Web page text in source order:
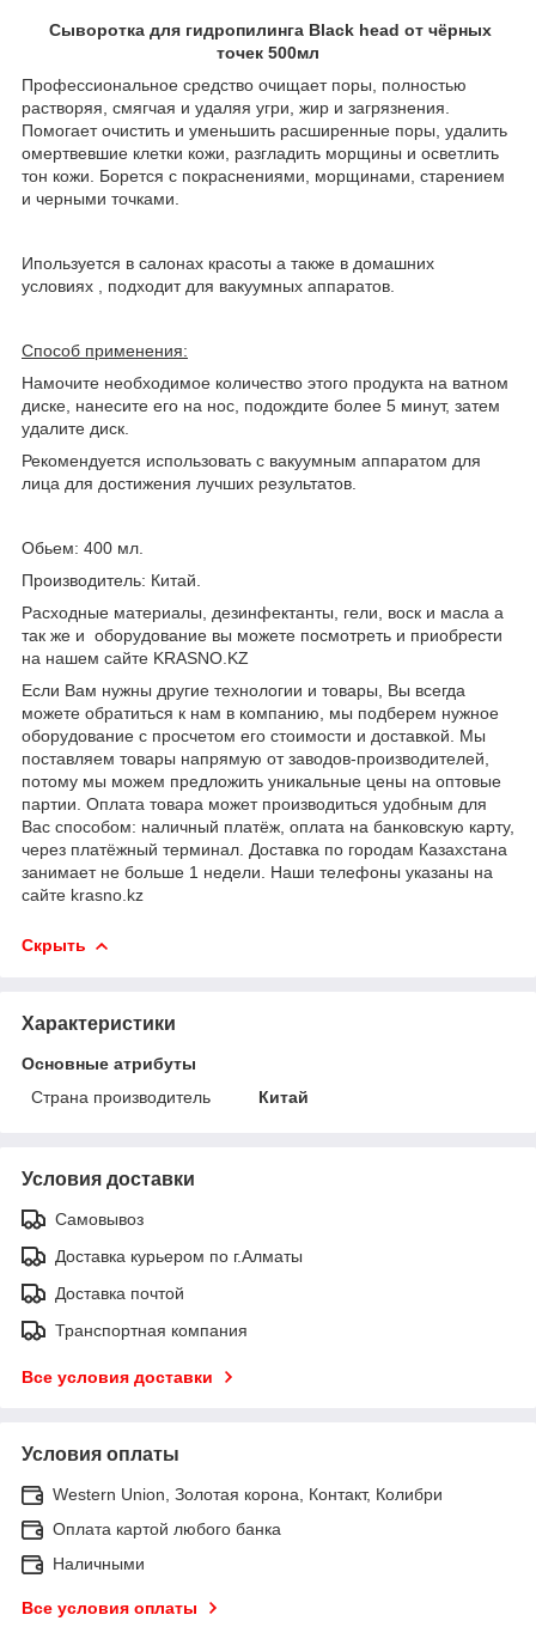
Сыворотка для гидропилинга Black head от чёрных
точек 500мл
Профессиональное средство очищает поры, полностью
растворяя, смягчая и удаляя угри, жир и загрязнения.
Помогает очистить и уменьшить расширенные поры, удалить
омертвевшие клетки кожи, разгладить морщины и осветлить
тон кожи. Борется с покраснениями, морщинами, старением
и черными точками.
Ипользуется в салонах красоты а также в домашних
условиях , подходит для вакуумных аппаратов.
Способ применения:
Намочите необходимое количество этого продукта на ватном
диске, нанесите его на нос, подождите более 5 минут, затем
удалите диск.
Рекомендуется использовать с вакуумным аппаратом для
лица для достижения лучших результатов.
Обьем: 400 мл.
Производитель: Китай.
Расходные материалы, дезинфектанты, гели, воск и масла а
так же и оборудование вы можете посмотреть и приобрести
на нашем сайте KRASNO.KZ
Если Вам нужны другие технологии и товары, Вы всегда
можете обратиться к нам в компанию, мы подберем нужное
оборудование с просчетом его стоимости и доставкой. Мы
поставляем товары напрямую от заводов-производителей,
потому мы можем предложить уникальные цены на оптовые
партии. Оплата товара может производиться удобным для
Вас способом: наличный платёж, оплата на банковскую карту,
через платёжный терминал. Доставка по городам Казахстана
занимает не больше 1 недели. Наши телефоны указаны на
сайте krasno.kz
Скрыть
Характеристики
Основные атрибуты
Страна производитель
Китай
Условия доставки
Самовывоз
Доставка курьером по г.Алматы
Доставка почтой
Транспортная компания
Все условия доставки
Условия оплаты
Western Union, Золотая корона, Контакт, Колибри
Оплата картой любого банка
Наличными
Все условия оплаты